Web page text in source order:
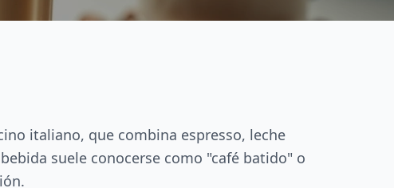
italiano, que combina espresso, leche
suele conocerse como "café batido" o